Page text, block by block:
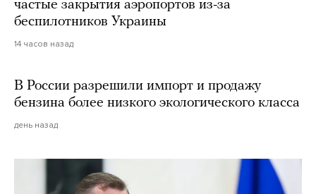
частые закрытия аэропортов из-за
беспилотников Украины
14 часов назад
В России разрешили импорт и продажу
бензина более низкого экологического класса
день назад